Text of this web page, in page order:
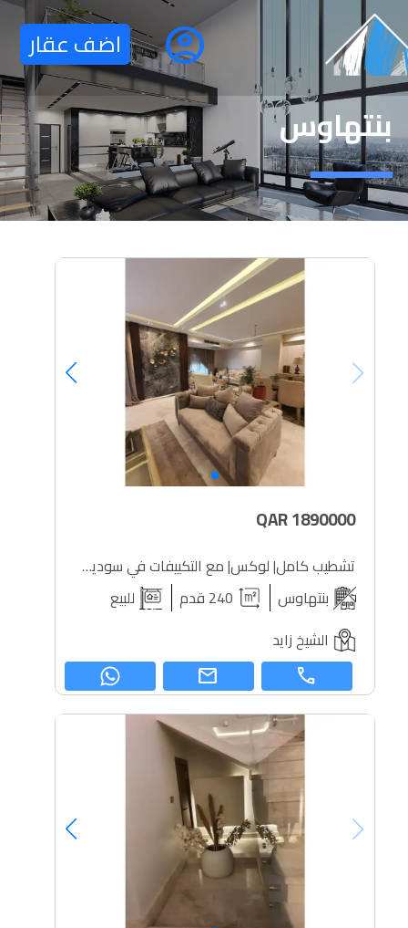
اضف عقار
account_circle
بنتهاوس
1890000
تشطيب كامل| لوكس| مع التكييفات في سوديك ويست تاون
بنتهاوس
للبيع
الشيخ زايد
call
mail